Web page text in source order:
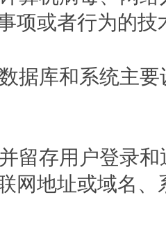
项或者行为的技
数据库和系统主
并留存用户登录
网地址或域名、